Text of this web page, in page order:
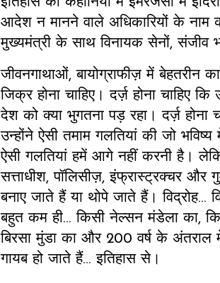
आदेश न मानने वाले अधिकारियों के नाम
मुख्यमंत्री के साथ विनायक सेनों, संजीव
जीवनगाथाओं, बायोग्राफीज़ में बेहतरीन
जिक्र होना चाहिए। दर्ज़ होना
देश को क्या भुगतना पड़ रहा। दर्ज़ होना
उन्होंने ऐसी तमाम गलतियां की जो
ऐसी गलतियां हमें आगे नहीं करनी है।
सत्ताधीश, पॉलिसीज़, इंफ्रास्ट्रक्चर
बनाए जाते हैं या थोपे जाते हैं। विद्रोह...
बहुत कम ही... किसी नेल्सन मंडेला का,
बिरसा मुंडा का और 200 वर्ष के अंतराल
गायब हो जाते हैं... इतिहास से।